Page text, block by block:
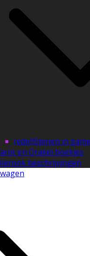
(edel)Stenen in
en Orakel boekjes
beschrijvingen